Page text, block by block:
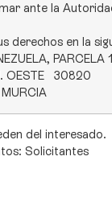
ante la
derechos en la
PARCELA
OESTE 30820
del interesado.
Solicitantes